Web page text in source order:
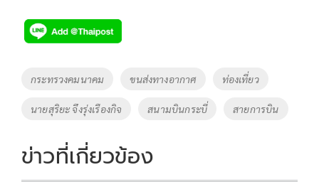
e
b
o
o
k
tt
er
p
y
n
k
Tags
กระทรวงคมนาคม ขนส่งทางอากาศ ท่องเที่ยว
นายสุริยะ จึงรุ่งเรืองกิจ สนามบินกระบี่ สายการบิน
ข่าวที่เกี่ยวข้อง